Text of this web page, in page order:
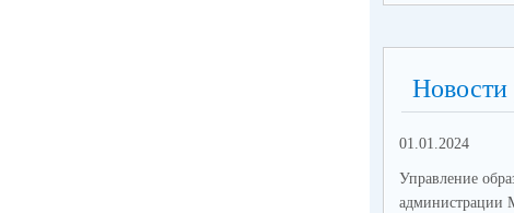
Новости
01.01.2024
Управление
администрации